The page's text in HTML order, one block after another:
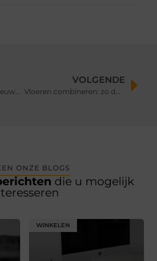
5 handige tips voor nieuwe kampeerders
VOLGENDE
Vloeren combineren: zo doe je dat
ONZE BLOGS
die u mogelijk
WINKELEN